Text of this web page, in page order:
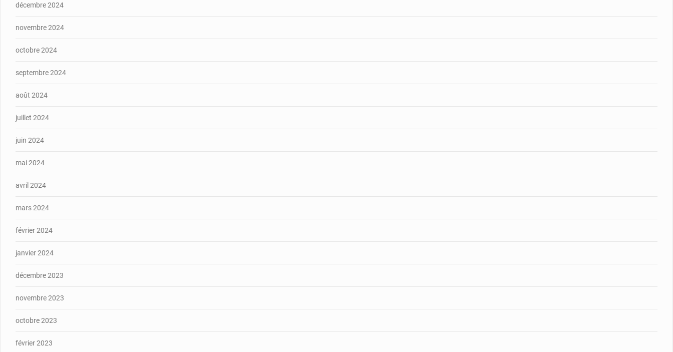
décembre 2024
novembre 2024
octobre 2024
septembre 2024
août 2024
juillet 2024
juin 2024
mai 2024
avril 2024
mars 2024
février 2024
janvier 2024
décembre 2023
novembre 2023
octobre 2023
février 2023